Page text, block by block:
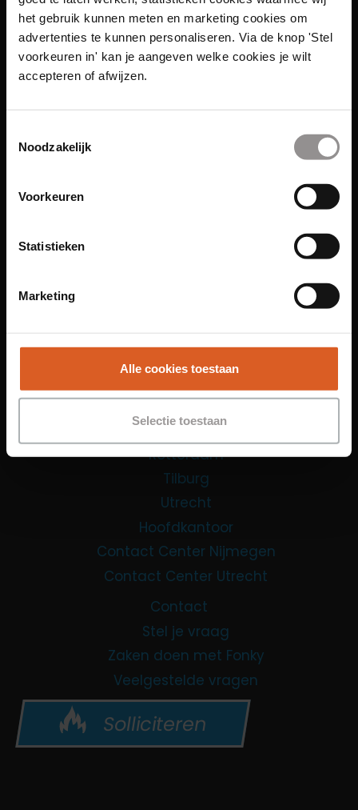
het gebruik kunnen meten en marketing cookies om
advertenties te kunnen personaliseren. Via de knop 'Stel
voorkeuren in' kan je aangeven welke cookies je wilt
accepteren of afwijzen.
Noodzakelijk
Voorkeuren
Statistieken
Marketing
Alle cookies toestaan
Selectie toestaan
Links
Maastricht
Nijmegen
Rotterdam
Tilburg
Utrecht
Hoofdkantoor
Contact Center Nijmegen
Contact Center Utrecht
Contact
Stel je vraag
Zaken doen met Fonky
Veelgestelde vragen
Solliciteren